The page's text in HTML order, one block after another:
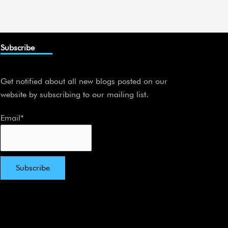
Subscribe
Get notified about all new blogs posted on our
website by subscribing to our mailing list.
Email*